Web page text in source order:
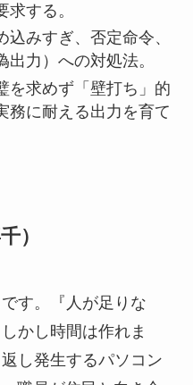
する。
込みすぎ、否定命令、
力）への対処法。
を求めず「壁打ち」的
務に耐える出力を育て
）
す。『人が足りな
かし時間は作れま
し発生するパソコン